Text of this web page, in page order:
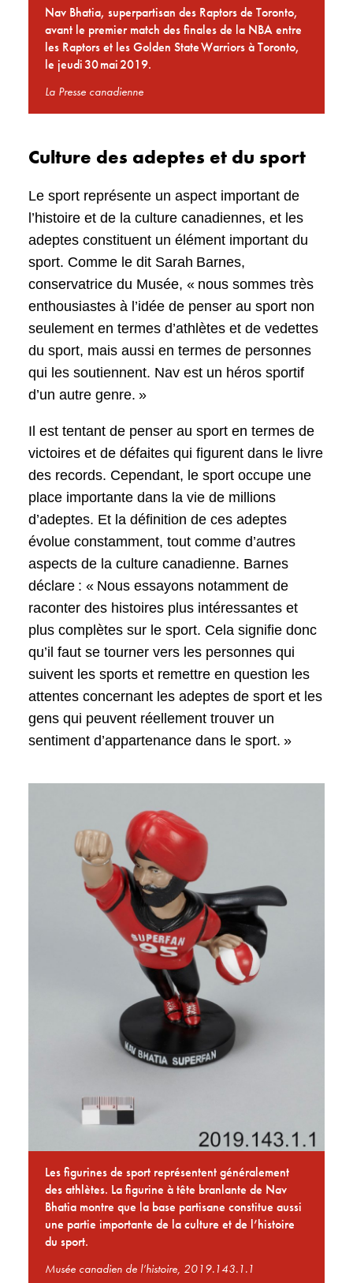
Nav Bhatia, superpartisan des Raptors de Toronto,
avant le premier match des finales de la NBA entre
les Raptors et les Golden State Warriors à Toronto,
le jeudi 30 mai 2019.
La Presse canadienne
Culture des adeptes et du sport
Le sport représente un aspect important de
l’histoire et de la culture canadiennes, et les
adeptes constituent un élément important du
sport. Comme le dit Sarah Barnes,
conservatrice du Musée, « nous sommes très
enthousiastes à l’idée de penser au sport non
seulement en termes d’athlètes et de vedettes
du sport, mais aussi en termes de personnes
qui les soutiennent. Nav est un héros sportif
d’un autre genre. »
Il est tentant de penser au sport en termes de
victoires et de défaites qui figurent dans le livre
des records. Cependant, le sport occupe une
place importante dans la vie de millions
d’adeptes. Et la définition de ces adeptes
évolue constamment, tout comme d’autres
aspects de la culture canadienne. Barnes
déclare : « Nous essayons notamment de
raconter des histoires plus intéressantes et
plus complètes sur le sport. Cela signifie donc
qu’il faut se tourner vers les personnes qui
suivent les sports et remettre en question les
attentes concernant les adeptes de sport et les
gens qui peuvent réellement trouver un
sentiment d’appartenance dans le sport. »
Les figurines de sport représentent généralement
des athlètes. La figurine à tête branlante de Nav
Bhatia montre que la base partisane constitue aussi
une partie importante de la culture et de l’histoire
du sport.
Musée canadien de l’histoire, 2019.143.1.1